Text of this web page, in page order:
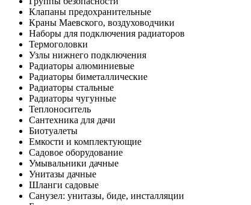
Клапаны предохранительные
Краны Маевского, воздуховодчики
Наборы для подключения радиаторов
Термоголовки
Узлы нижнего подключения
Радиаторы алюминиевые
Радиаторы биметаллические
Радиаторы стальные
Радиаторы чугунные
Теплоноситель
Сантехника для дачи
Биотуалеты
Емкости и комплектующие
Садовое оборудование
Умывальники дачные
Унитазы дачные
Шланги садовые
Санузел: унитазы, биде, инсталляции